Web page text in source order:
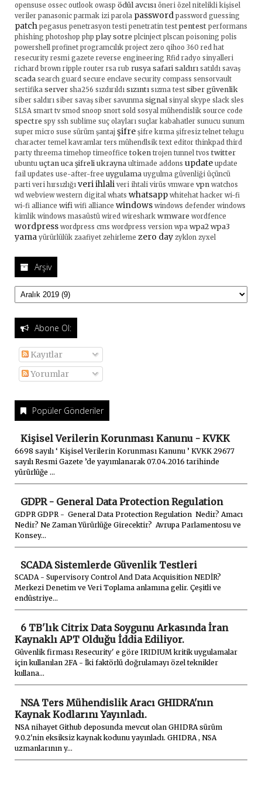
opensuse ossec outlook owasp ödül avcısı öneri özel nitelikli kişisel
veriler panasonic parmak izi parola password password guessing
patch pegasus penetrasyon testi penetratin test pentest performans
phishing photoshop php play sotre plcinject plscan poisoning polis
powershell profinet programcılık project zero qihoo 360 red hat
resecurity resmi gazete reverse engineering Rfid radyo sinyalleri
richard brown ripple router rsa rub rusya safari saldırı satıldı savaş
scada search guard secure enclave security compass sensorvault
sertifika server sha256 sızdırıldı sızıntı sızma test siber güvenlik
siber saldırı siber savaş siber savunma signal sinyal skype slack sles
SLSA smart tv smod snoop snort sold sosyal mühendislik source code
spectre spy ssh sublime suç olayları suçlar kabahatler sunucu sunum
super micro suse sürüm şantaj şifre şifre kırma şifresiz telnet telugu
character temel kavramlar ters mühendlsik text editor thinkpad third
party threema timehop timeoffice token trojen tunnel tvos twitter
ubuntu uçtan uca şifreli ukrayna ultimade addons update update
fail updates use-after-free uygulama uygulma güvenliği üçüncü
parti veri hırsızlığı veri ihlali veri ihtali virüs vmware vpn watchos
wd webview western digital whats whatsapp whitehat hacker wi-fi
wi-fi alliance wifi wifi alliance windows windows defender windows
kimlik windows masaüstü wired wireshark wmware wordfence
wordpress wordpress cms wordpress version wpa wpa2 wpa3
yama yürürlülük zaafiyet zehirleme zero day zyklon zyxel
Arşiv
Abone Ol:
Kayıtlar
Yorumlar
Popüler Gönderiler
Kişisel Verilerin Korunması Kanunu - KVKK
6698 sayılı ‘ Kişisel Verilerin Korunması Kanunu ’ KVKK 29677
sayılı Resmi Gazete ’de yayımlanarak 07.04.2016 tarihinde
yürürlüğe ...
GDPR - General Data Protection Regulation
GDPR GDPR - General Data Protection Regulation Nedir? Amacı
Nedir? Ne Zaman Yürürlüğe Girecektir? Avrupa Parlamentosu ve
Konsey...
SCADA Sistemlerde Güvenlik Testleri
SCADA - Supervisory Control And Data Acquisition NEDİR?
Merkezi Denetim ve Veri Toplama anlamına gelir. Çeşitli ve
endüstriye...
6 TB'lık Citrix Data Soygunu Arkasında İran
Kaynaklı APT Olduğu İddia Ediliyor.
Güvenlik firması Resecurity' e göre IRIDIUM kritik uygulamalar
için kullanılan 2FA - İki faktörlü doğrulamayı özel teknikler
kullana...
NSA Ters Mühendislik Aracı GHIDRA'nın
Kaynak Kodlarını Yayınladı.
NSA nihayet Github deposunda mevcut olan GHIDRA sürüm
9.0.2'nin eksiksiz kaynak kodunu yayınladı. GHIDRA , NSA
uzmanlarının y...